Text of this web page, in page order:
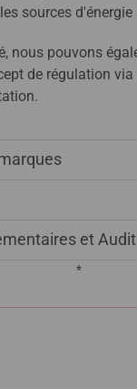
sources
nous pouvons
de régulation
et
*